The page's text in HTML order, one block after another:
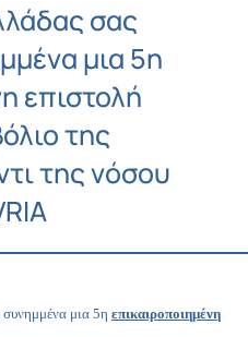
σας
μια 5η
επιστολή
της
της νόσου
μια 5η επικαιροποιημένη